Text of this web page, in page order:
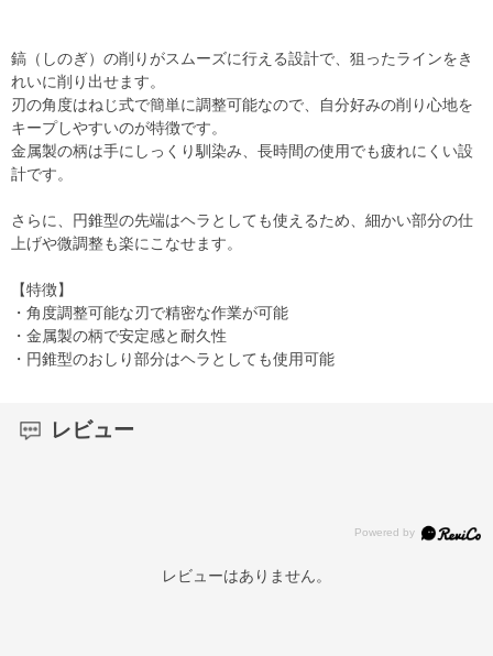
鎬（しのぎ）の削りがスムーズに行える設計で、狙ったラインをき
れいに削り出せます。
刃の角度はねじ式で簡単に調整可能なので、自分好みの削り心地を
キープしやすいのが特徴です。
金属製の柄は手にしっくり馴染み、長時間の使用でも疲れにくい設
計です。
さらに、円錐型の先端はヘラとしても使えるため、細かい部分の仕
上げや微調整も楽にこなせます。
【特徴】
・角度調整可能な刃で精密な作業が可能
・金属製の柄で安定感と耐久性
・円錐型のおしり部分はヘラとしても使用可能
レビュー
レビューはありません。